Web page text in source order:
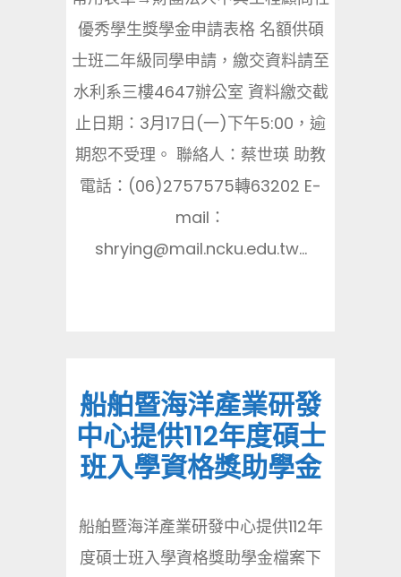
優秀學生獎學金申請表格 名額供碩
士班二年級同學申請，繳交資料請至
水利系三樓4647辦公室 資料繳交截
止日期：3月17日(一)下午5:00，逾
期恕不受理。 聯絡人：蔡世瑛 助教
電話：(06)2757575轉63202 E-
mail：
shrying@mail.ncku.edu.tw...
船舶暨海洋產業研發
中心提供112年度碩士
班入學資格獎助學金
船舶暨海洋產業研發中心提供112年
度碩士班入學資格獎助學金檔案下